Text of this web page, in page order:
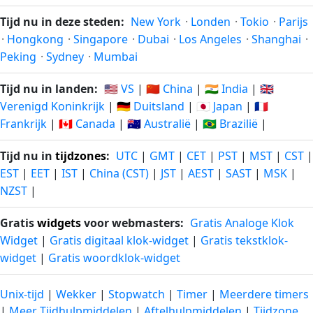
dagen
geleden
27-01-
2026
dagen
vanaf-nu
19-02-
2027
195
dagen
geleden
26-01-
2026
dagen
vanaf-nu
20-02-
2027
196
geleden
25-01-
2026
196
vanaf-nu
21-02-
2027
dagen
geleden
2026
dagen
vanaf-nu
2027
198
dagen
geleden
23-01-
198
dagen
vanaf-nu
Tijd nu in deze steden: New York · Londen · Tokio · Parijs
· Hongkong · Singapore · Dubai · Los Angeles · Shanghai ·
Peking · Sydney · Mumbai
Tijd nu in landen: 🇺🇸 VS | 🇨🇳 China | 🇮🇳 India | 🇬🇧
Verenigd Koninkrijk | 🇩🇪 Duitsland | 🇯🇵 Japan | 🇫🇷
Frankrijk | 🇨🇦 Canada | 🇦🇺 Australië | 🇧🇷 Brazilië |
Tijd nu in tijdzones: UTC | GMT | CET | PST | MST | CST |
EST | EET | IST | China (CST) | JST | AEST | SAST | MSK |
NZST |
Gratiswidgetsvoor webmasters: Gratis Analoge Klok
Widget | Gratis digitaal klok-widget | Gratis tekstklok-
widget | Gratis woordklok-widget
Unix-tijd | Wekker | Stopwatch | Timer | Meerdere timers